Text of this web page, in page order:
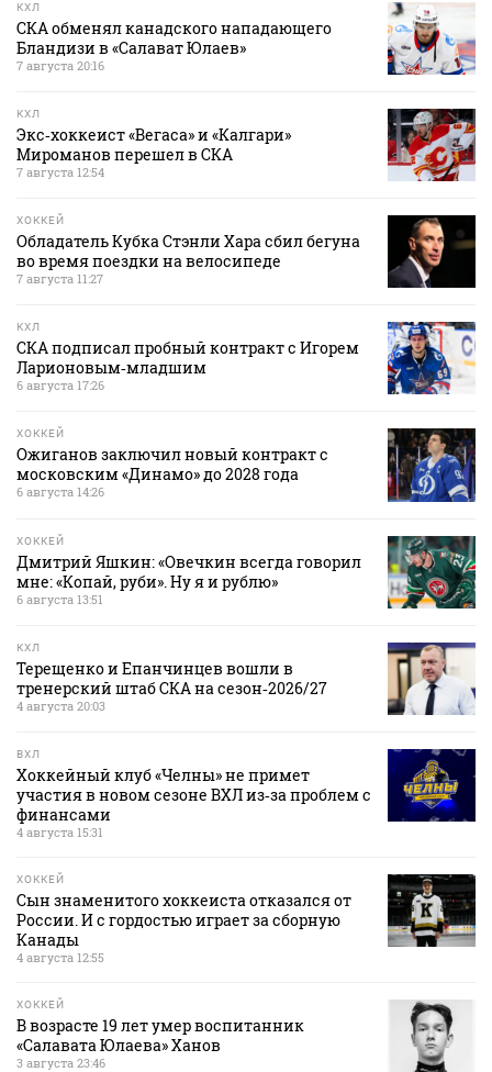
КХЛ
СКА обменял канадского нападающего
Бландизи в «Салават Юлаев»
7 августа 20:16
КХЛ
Экс‑хоккеист «Вегаса» и «Калгари»
Мироманов перешел в СКА
7 августа 12:54
ХОККЕЙ
Обладатель Кубка Стэнли Хара сбил бегуна
во время поездки на велосипеде
7 августа 11:27
КХЛ
СКА подписал пробный контракт с Игорем
Ларионовым‑младшим
6 августа 17:26
ХОККЕЙ
Ожиганов заключил новый контракт с
московским «Динамо» до 2028 года
6 августа 14:26
ХОККЕЙ
Дмитрий Яшкин: «Овечкин всегда говорил
мне: «Копай, руби». Ну я и рублю»
6 августа 13:51
КХЛ
Терещенко и Епанчинцев вошли в
тренерский штаб СКА на сезон‑2026/27
4 августа 20:03
ВХЛ
Хоккейный клуб «Челны» не примет
участия в новом сезоне ВХЛ из‑за проблем с
финансами
4 августа 15:31
ХОККЕЙ
Сын знаменитого хоккеиста отказался от
России. И с гордостью играет за сборную
Канады
4 августа 12:55
ХОККЕЙ
В возрасте 19 лет умер воспитанник
«Салавата Юлаева» Ханов
3 августа 23:46